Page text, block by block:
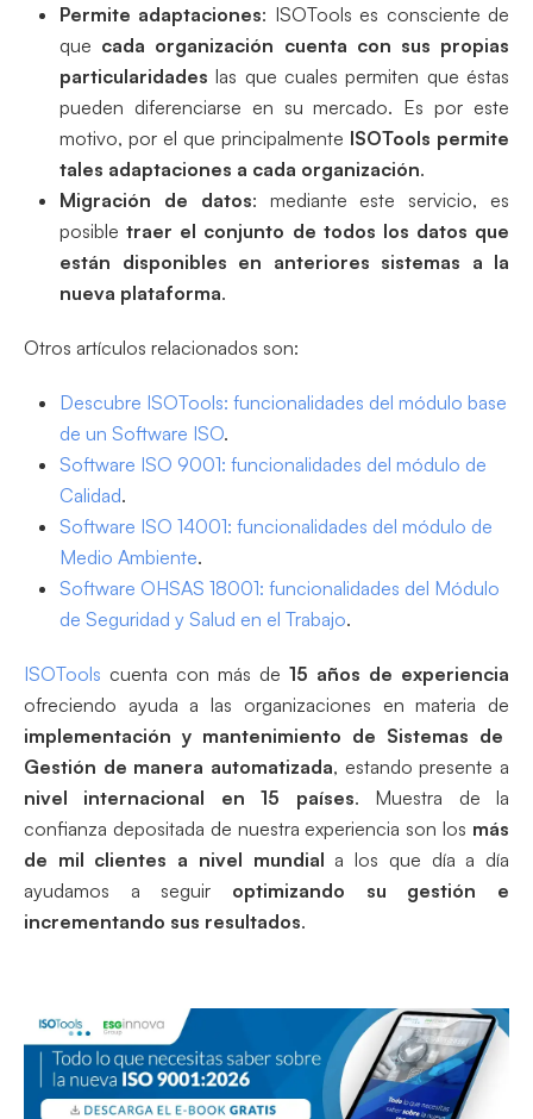
Permite adaptaciones: ISOTools es consciente de
que cada organización cuenta con sus propias
particularidades las que cuales permiten que éstas
pueden diferenciarse en su mercado. Es por este
motivo, por el que principalmente ISOTools permite
tales adaptaciones a cada organización.
Migración de datos: mediante este servicio, es
posibletraer el conjunto de todos los datos que
están disponibles en anteriores sistemas a la
nueva plataforma.
Otros artículos relacionados son:
Descubre ISOTools: funcionalidades del módulo base
de un Software ISO.
Software ISO 9001: funcionalidades del módulo de
Calidad.
Software ISO 14001: funcionalidades del módulo de
Medio Ambiente.
Software OHSAS 18001: funcionalidades del Módulo
de Seguridad y Salud en el Trabajo.
ISOTools cuenta con más de 15 años de experiencia
ofreciendo ayuda a las organizaciones en materia de
implementación y mantenimiento de Sistemas de
Gestión de manera automatizada, estando presente a
nivel internacional en 15 países. Muestra de la
confianza depositada de nuestra experiencia son los más
de mil clientes a nivel mundial a los que día a día
ayudamos a seguir optimizando su gestión e
incrementando sus resultados.